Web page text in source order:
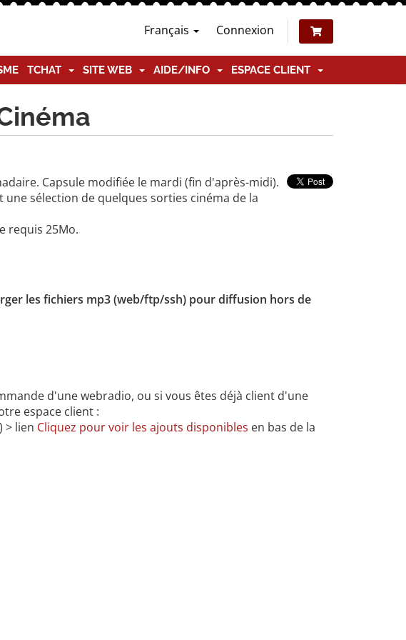
Français Connexion
TCHAT SITE WEB AIDE/INFO ESPACE CLIENT
Capsule modifiée le mardi (fin d'après-midi).
sélection de quelques sorties cinéma de la
requis 25Mo.
les fichiers mp3 (web/ftp/ssh) pour diffusion hors de
d'une webradio, ou si vous êtes déjà client d'une
espace client :
> lien Cliquez pour voir les ajouts disponibles en bas de la